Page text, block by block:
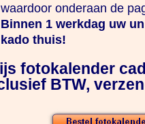
waardoor onderaan de
Binnen 1 werkdag uw
kado thuis!
fotokalender
BTW,